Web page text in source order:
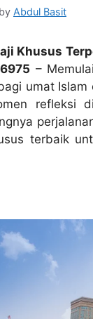
by Abdul Basit
Khusus
–
umat
refleksi
terbaik